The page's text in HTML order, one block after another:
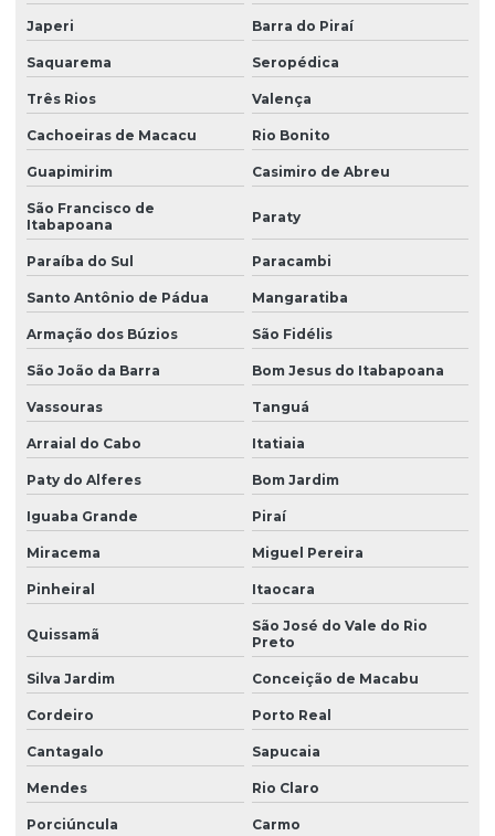
Japeri Barra do Piraí
Saquarema Seropédica
Três Rios Valença
Cachoeiras de Macacu Rio Bonito
Guapimirim Casimiro de Abreu
São Francisco de
Itabapoana
Paraty
Paraíba do Sul Paracambi
Santo Antônio de Pádua Mangaratiba
Armação dos Búzios São Fidélis
São João da Barra Bom Jesus do Itabapoana
Vassouras Tanguá
Arraial do Cabo Itatiaia
Paty do Alferes Bom Jardim
Iguaba Grande Piraí
Miracema Miguel Pereira
Pinheiral Itaocara
Quissamã
São José do Vale do Rio
Preto
Silva Jardim Conceição de Macabu
Cordeiro Porto Real
Cantagalo Sapucaia
Mendes Rio Claro
Porciúncula Carmo